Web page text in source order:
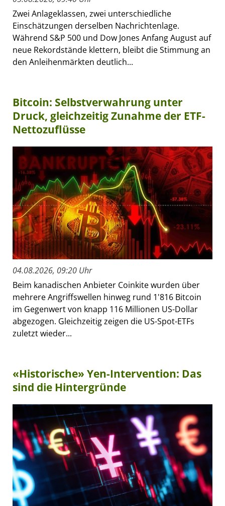
Zwei Anlageklassen, zwei unterschiedliche
Einschätzungen derselben Nachrichtenlage.
Während S&P 500 und Dow Jones Anfang August auf
neue Rekordstände klettern, bleibt die Stimmung an
den Anleihenmärkten deutlich...
Bitcoin: Selbstverwahrung unter
Druck, gleichzeitig Zunahme der ETF-
Nettozuflüsse
04.08.2026, 09:20 Uhr
Beim kanadischen Anbieter Coinkite wurden über
mehrere Angriffswellen hinweg rund 1'816 Bitcoin
im Gegenwert von knapp 116 Millionen US-Dollar
abgezogen. Gleichzeitig zeigen die US-Spot-ETFs
zuletzt wieder...
«Historische» Yen-Intervention: Das
sind die Hintergründe